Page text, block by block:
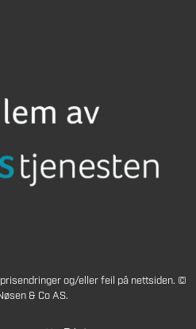
og/eller feil på nettsiden. ©
& Co AS.